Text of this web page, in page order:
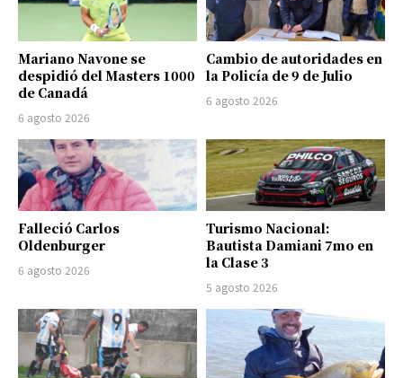
Mariano Navone se
despidió del Masters 1000
de Canadá
6 agosto 2026
Cambio de autoridades en
la Policía de 9 de Julio
6 agosto 2026
Falleció Carlos
Oldenburger
6 agosto 2026
Turismo Nacional:
Bautista Damiani 7mo en
la Clase 3
5 agosto 2026